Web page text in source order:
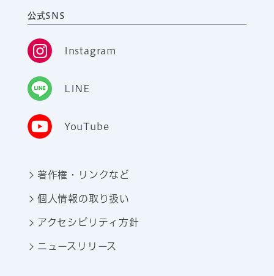
公式SNS
Instagram
LINE
YouTube
著作権・リンクなど
個人情報の取り扱い
アクセシビリティ方針
ニュースリリース